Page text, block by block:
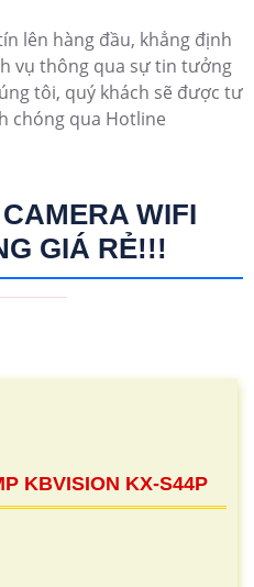
lên hàng đầu, khẳng định
vụ thông qua sự tin tưởng
tôi, quý khách sẽ được tư
chóng qua Hotline
WIFI
GIÁ RẺ!!!
KBVISION KX-S44P